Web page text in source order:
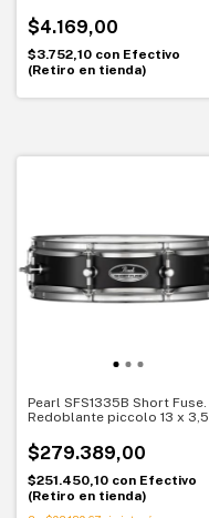
$4.169,00
$3.752,10 con Efectivo
(Retiro en tienda)
Pearl SFS1335B Short Fuse.
Redoblante piccolo 13 x 3,5.
$279.389,00
$251.450,10 con Efectivo
(Retiro en tienda)